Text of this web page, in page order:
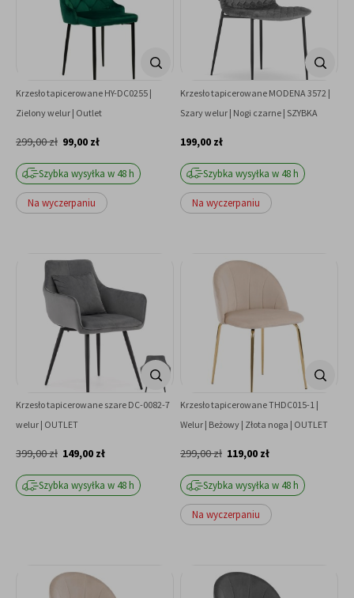
Krzesło tapicerowane HY-DC0255 |
Zielony welur | Outlet
99,00 zł
299,00 zł
Szybka wysyłka w 48 h
Na wyczerpaniu
Krzesło tapicerowane MODENA 3572 |
Szary welur | Nogi czarne | SZYBKA
199,00 zł
Szybka wysyłka w 48 h
Na wyczerpaniu
Krzesło tapicerowane szare DC-0082-7
welur | OUTLET
149,00 zł
399,00 zł
Szybka wysyłka w 48 h
Krzesło tapicerowane THDC015-1 |
Welur | Beżowy | Złota noga | OUTLET
119,00 zł
299,00 zł
Szybka wysyłka w 48 h
Na wyczerpaniu